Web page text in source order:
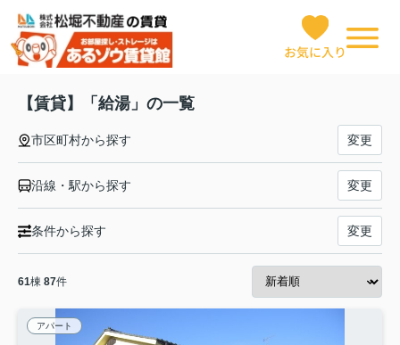
お気に入り
【賃貸】「給湯」の一覧
市区町村から探す 変更
沿線・駅から探す 変更
条件から探す 変更
61棟 87件
アパート